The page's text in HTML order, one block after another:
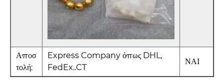
Αποσ
τολή:
Express Company όπως DHL,
FedEx..CT
ΝΑΙ